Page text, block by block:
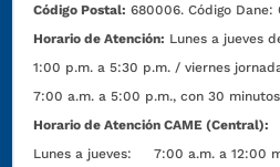
Código Postal: 680006. Código Dane:
Horario de Atención: Lunes a jueves
1:00 p.m. a 5:30 p.m. / viernes
7:00 a.m. a 5:00 p.m., con 30
Horario de Atención CAME (Central):
Lunes a jueves: 7:00 a.m. a 12:00